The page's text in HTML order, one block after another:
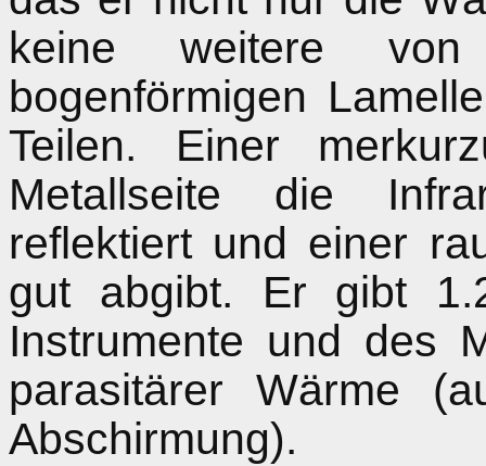
keine weitere
bogenförmigen
Teilen. Einer
Metallseite die
reflektiert und einer
gut abgibt. Er gibt
Instrumente und des
parasitärer Wärme
Abschirmung).